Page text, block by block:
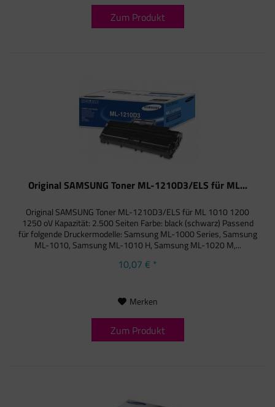
Zum Produkt
Original SAMSUNG Toner ML-1210D3/ELS für ML...
Original SAMSUNG Toner ML-1210D3/ELS für ML 1010 1200
1250 oV Kapazität: 2.500 Seiten Farbe: black (schwarz) Passend
für folgende Druckermodelle: Samsung ML-1000 Series, Samsung
ML-1010, Samsung ML-1010 H, Samsung ML-1020 M,...
10,07 € *
Merken
Zum Produkt